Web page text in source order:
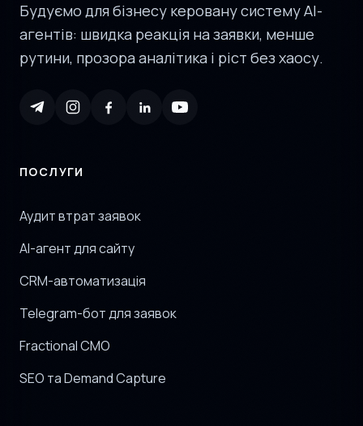
Будуємо для бізнесу керовану систему AI-
агентів: швидка реакція на заявки, менше
рутини, прозора аналітика і ріст без хаосу.
ПОСЛУГИ
Аудит втрат заявок
AI-агент для сайту
CRM-автоматизація
Telegram-бот для заявок
Fractional CMO
SEO та Demand Capture